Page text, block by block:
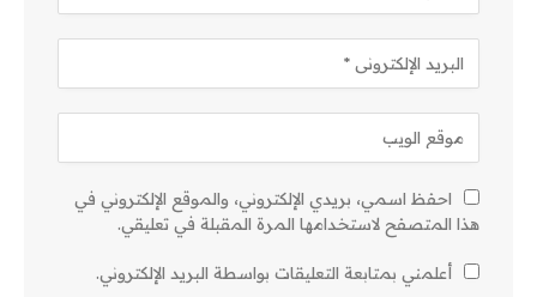
احفظ اسمي، بريدي الإلكتروني، والموقع الإلكتروني في
هذا المتصفح لاستخدامها المرة المقبلة في تعليقي.
أعلمني بمتابعة التعليقات بواسطة البريد الإلكتروني.